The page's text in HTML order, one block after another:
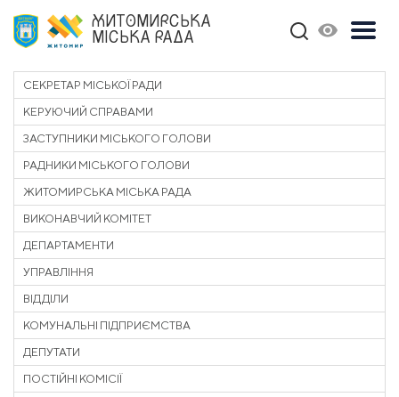
ЖИТОМИРСЬКА
МІСЬКА РАДА
СЕКРЕТАР МІСЬКОЇ РАДИ
КЕРУЮЧИЙ СПРАВАМИ
ЗАСТУПНИКИ МІСЬКОГО ГОЛОВИ
РАДНИКИ МІСЬКОГО ГОЛОВИ
ЖИТОМИРСЬКА МІСЬКА РАДА
ВИКОНАВЧИЙ КОМІТЕТ
ДЕПАРТАМЕНТИ
УПРАВЛІННЯ
ВІДДІЛИ
КОМУНАЛЬНІ ПІДПРИЄМСТВА
ДЕПУТАТИ
ПОСТІЙНІ КОМІСІЇ